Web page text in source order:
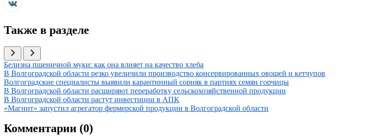
Также в разделе
Иллюстрация новости
Белизна пшеничной муки: как она влияет на качество хлеба
Иллюстрация новости
В Волгоградской области резко увеличили производство консервированных овощей и кетчупов
Иллюстрация новости
Волгоградские специалисты выявили карантинный сорняк в партиях семян горчицы
Иллюстрация новости
В Волгоградской области расширяют переработку сельскохозяйственной продукции
Иллюстрация новости
В Волгоградской области растут инвестиции в АПК
Иллюстрация новости
«Магнит» запустил агрегатор фермерской продукции в Волгоградской области
Комментарии (0)